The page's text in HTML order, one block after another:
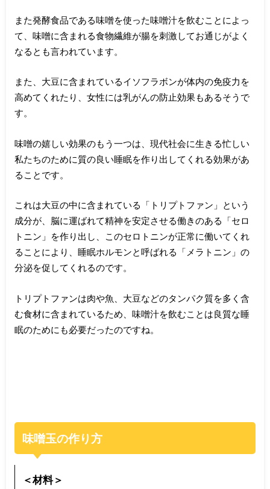
また発酵食品である味噌を使った味噌汁を飲むことによっ
て、味噌に含まれる食物繊維が腸を刺激してお通じがよく
なるとも言われています。
また、大豆に含まれているイソフラボンが体内の免疫力を
高めてくれたり、女性には乳がんの防止効果もあるそうで
す。
味噌の嬉しい効果のもう一つは、現代社会に生きる忙しい
私たちのために質の良い睡眠を作り出してくれる効果があ
ることです。
これは大豆の中に含まれている「トリプトファン」という
成分が、脳に運ばれて精神を安定させる働きのある「セロ
トニン」を作り出し、このセロトニンが正常に働いてくれ
ることにより、睡眠ホルモンと呼ばれる「メラトニン」の
分泌を促してくれるのです。
トリプトファンは肉や魚、大豆などのタンパク質を多く含
む食材に含まれているため、味噌汁を飲むことは良質な睡
眠のためにも必要だったのですね。
味噌玉の作り方
＜材料＞